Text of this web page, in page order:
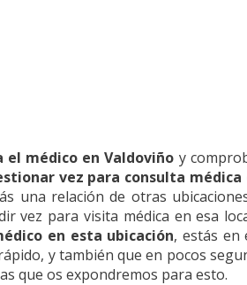
médico en Valdoviño y
vez para consulta médica
relación de otras
vez para visita médica en esa
en esta ubicación, estás en
y también que en pocos
que os expondremos para esto.